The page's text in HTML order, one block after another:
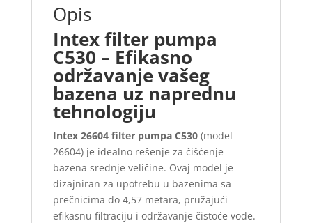
Opis
Intex filter pumpa
C530 – Efikasno
održavanje vašeg
bazena uz naprednu
tehnologiju
Intex 26604 filter pumpa C530(model
26604) je idealno rešenje za čišćenje
bazena srednje veličine. Ovaj model je
dizajniran za upotrebu u bazenima sa
prečnicima do 4,57 metara, pružajući
efikasnu filtraciju i održavanje čistoće vode.